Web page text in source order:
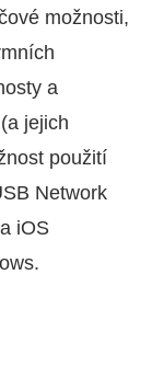
možnosti,
a
jejich
použití
Network
iOS